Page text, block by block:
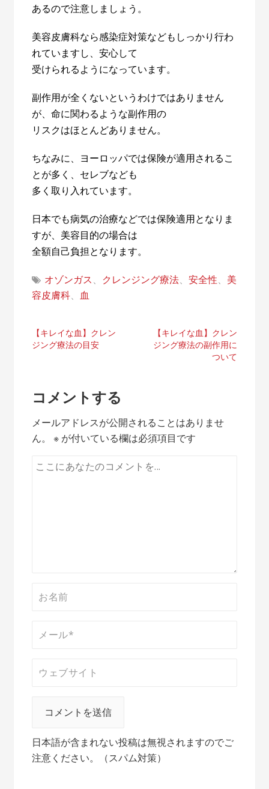
あるので注意しましょう。
美容皮膚科なら感染症対策などもしっかり行わ
れていますし、安心して
受けられるようになっています。
副作用が全くないというわけではありません
が、命に関わるような副作用の
リスクはほとんどありません。
ちなみに、ヨーロッパでは保険が適用されるこ
とが多く、セレブなども
多く取り入れています。
日本でも病気の治療などでは保険適用となりま
すが、美容目的の場合は
全額自己負担となります。
オゾンガス、 クレンジング療法、安全性、 美
容皮膚科、 血
投
ビ
ゲ
ー
シ
【キレイな血】クレン
ジング療法の目安
【キレイな血】クレン
ジング療法の副作用に
ついて
コメントする
メールアドレスが公開されることはありませ
ん。
※ が付いている欄は必須項目です
日本語が含まれない投稿は無視されますのでご
注意ください。（スパム対策）